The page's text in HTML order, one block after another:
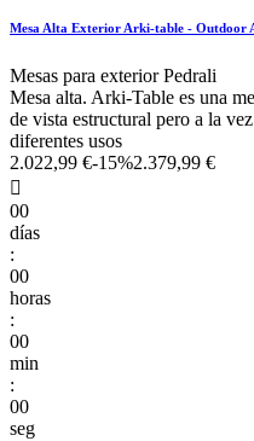
Mesa Alta Exterior Arki-table - Outdoor
Mesas para exterior Pedrali
Mesa alta. Arki-Table es una
de vista estructural pero a la
diferentes usos
2.022,99 €-15%2.379,99 €

00
días
:
00
horas
:
00
min
:
00
seg